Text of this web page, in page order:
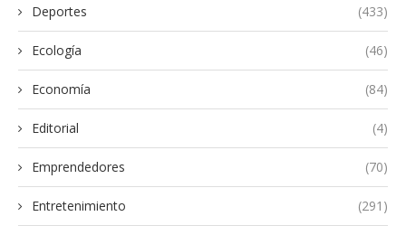
Deportes (433)
Ecología (46)
Economía (84)
Editorial (4)
Emprendedores (70)
Entretenimiento (291)